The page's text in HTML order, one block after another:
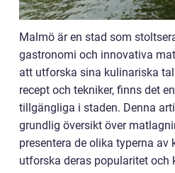
Malmö är en stad som
gastronomi och innovativa
att utforska sina kulinariska
recept och tekniker, finns det
tillgängliga i staden. Denna
grundlig översikt över
presentera de olika typerna av
utforska deras popularitet och